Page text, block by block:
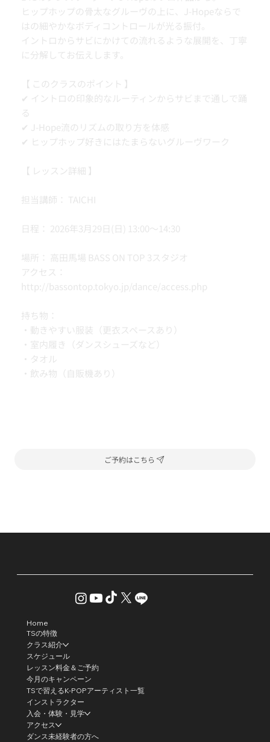
ヒップホップの骨太なグルーヴの上に、J-Hopeならで
はの細やかなボディコントロールが光る振付。
イントロからサビにかけての流れるような展開を、丁寧
に分解してお伝えします。
【 このクラスのポイント 】
✔ イントロの印象的なルーティンからサビまで通しで踊
る
✔ J-Hope流のリズムの取り方を体感
✔ ヒップホップ好きにはたまらないグルーヴワーク
【 レッスン詳細 】
担当講師： TAICHI
日程： 2026年3月29日(日) 13:00〜14:30
場所： 高田馬場 BASS ON TOP 3スタジオ
アクセス：
http://bassontop.tokyo.jp/dance/access.php
持ち物：
・動きやすい服装（更衣スペースあり）
・室内履き（ダンスシューズなど）
・タオル
・飲み物（自販機あり）
ご予約はこちら
Home
TSの特徴
クラス紹介
スケジュール
レッスン料金＆ご予約
今月のキャンペーン
TSで習えるK-POPアーティスト一覧
インストラクター
入会・体験・見学
アクセス
ダンス未経験者の方へ